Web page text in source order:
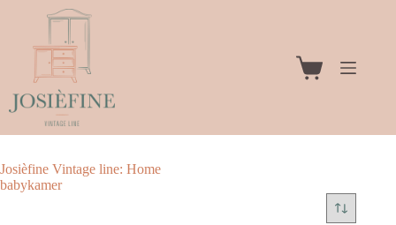
inhoud
Winkelwagen
Josièfine Vintage line: Home
babykamer